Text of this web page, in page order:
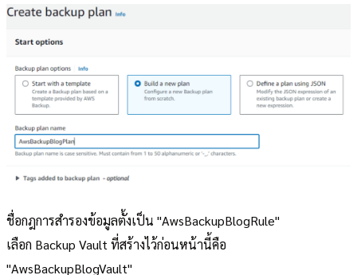
ชื่อกฎการสำรองข้อมูลตั้งเป็น "AwsBackupBlogRule"
เลือก Backup Vault ที่สร้างไว้ก่อนหน้านี้คือ
"AwsBackupBlogVault"